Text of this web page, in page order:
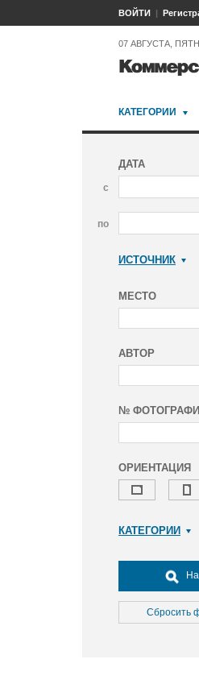
ВОЙТИ
07 АВГУСТА,
КАТЕГОРИИ
ДАТА
с
по
ИСТОЧНИК
МЕСТО
АВТОР
№
ОРИЕНТАЦИЯ
КАТЕГОРИИ
Досуг,
Культура
Медицина
Сбросить